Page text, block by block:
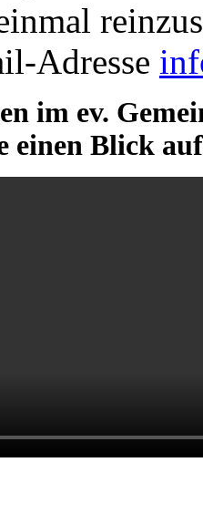
Adresse
im ev.
einen Blick